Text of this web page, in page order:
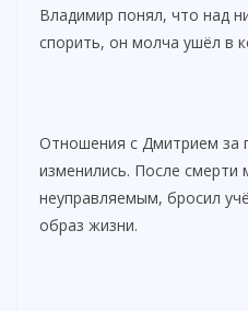
Владимир понял, что над
спорить, он молча ушёл в
Отношения с Дмитрием за
изменились. После смерти
неуправляемым, бросил
образ жизни.